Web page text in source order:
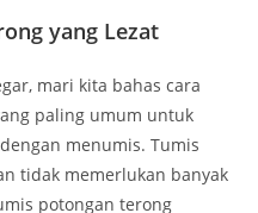
yang Lezat
mari kita bahas cara
paling umum untuk
menumis. Tumis
tidak memerlukan banyak
potongan terong